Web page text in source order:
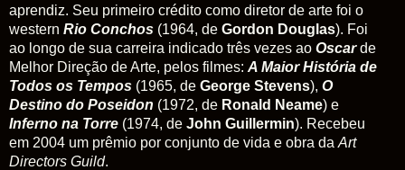
aprendiz. Seu primeiro crédito como diretor de arte foi o
western Rio Conchos (1964, de Gordon Douglas). Foi
ao longo de sua carreira indicado três vezes ao Oscarde
Melhor Direção de Arte, pelos filmes: A Maior História de
Todos os Tempos (1965, de George Stevens), O
Destino do Poseidon (1972, de Ronald Neame) e
Inferno na Torre (1974, de John Guillermin). Recebeu
em 2004 um prêmio por conjunto de vida e obra da Art
Directors Guild.